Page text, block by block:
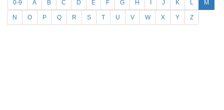
0-9 A B C D E F G H J K L M
N O P Q R S T U V W X Y Z